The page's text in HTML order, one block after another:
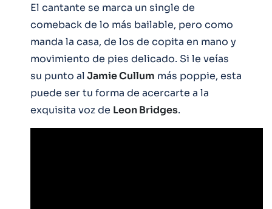
El cantante se marca un single de
comeback de lo más bailable, pero como
manda la casa, de los de copita en mano y
movimiento de pies delicado. Si le veías
su punto alJamie Cullum más poppie, esta
puede ser tu forma de acercarte a la
exquisita voz de Leon Bridges.